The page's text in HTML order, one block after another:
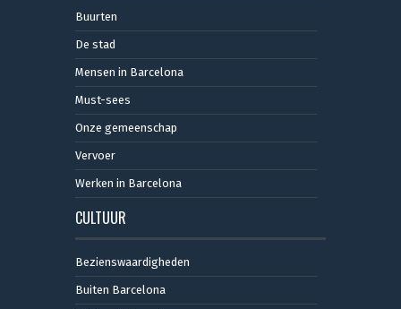
Buurten
De stad
Mensen in Barcelona
Must-sees
Onze gemeenschap
Vervoer
Werken in Barcelona
CULTUUR
Bezienswaardigheden
Buiten Barcelona